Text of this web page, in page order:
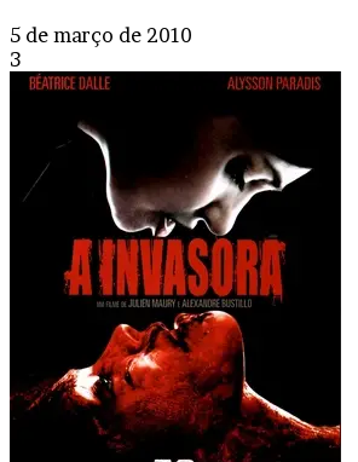
5 de março de 2010
3